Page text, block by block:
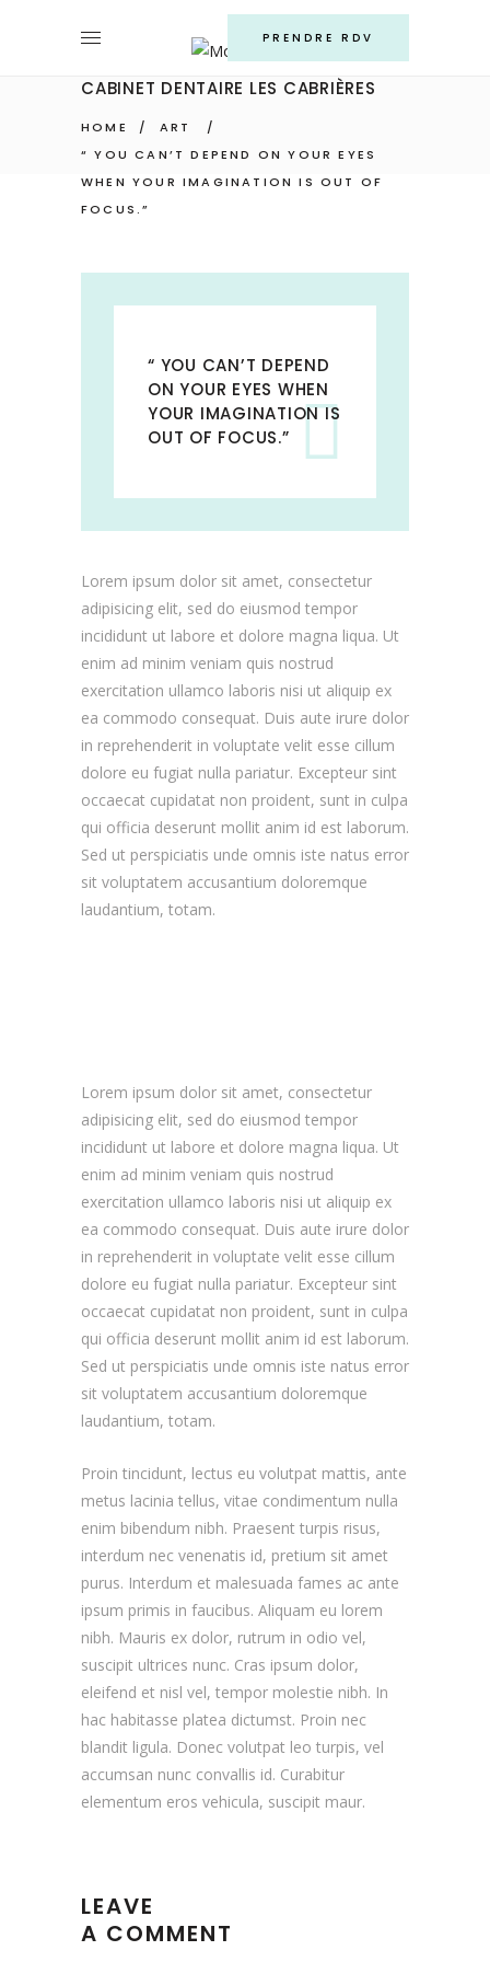
PRENDRE RDV
CABINET DENTAIRE LES CABRIÈRES
HOME / ART
/
“ YOU CAN’T DEPEND ON YOUR EYES
WHEN YOUR IMAGINATION IS OUT OF
FOCUS.”
“ YOU CAN’T DEPEND
ON YOUR EYES WHEN
YOUR IMAGINATION IS
OUT OF FOCUS.”
Lorem ipsum dolor sit amet, consectetur
adipisicing elit, sed do eiusmod tempor
incididunt ut labore et dolore magna liqua. Ut
enim ad minim veniam quis nostrud
exercitation ullamco laboris nisi ut aliquip ex
ea commodo consequat. Duis aute irure dolor
in reprehenderit in voluptate velit esse cillum
dolore eu fugiat nulla pariatur. Excepteur sint
occaecat cupidatat non proident, sunt in culpa
qui officia deserunt mollit anim id est laborum.
Sed ut perspiciatis unde omnis iste natus error
sit voluptatem accusantium doloremque
laudantium, totam.
Lorem ipsum dolor sit amet, consectetur
adipisicing elit, sed do eiusmod tempor
incididunt ut labore et dolore magna liqua. Ut
enim ad minim veniam quis nostrud
exercitation ullamco laboris nisi ut aliquip ex
ea commodo consequat. Duis aute irure dolor
in reprehenderit in voluptate velit esse cillum
dolore eu fugiat nulla pariatur. Excepteur sint
occaecat cupidatat non proident, sunt in culpa
qui officia deserunt mollit anim id est laborum.
Sed ut perspiciatis unde omnis iste natus error
sit voluptatem accusantium doloremque
laudantium, totam.
Proin tincidunt, lectus eu volutpat mattis, ante
metus lacinia tellus, vitae condimentum nulla
enim bibendum nibh. Praesent turpis risus,
interdum nec venenatis id, pretium sit amet
purus. Interdum et malesuada fames ac ante
ipsum primis in faucibus. Aliquam eu lorem
nibh. Mauris ex dolor, rutrum in odio vel,
suscipit ultrices nunc. Cras ipsum dolor,
eleifend et nisl vel, tempor molestie nibh. In
hac habitasse platea dictumst. Proin nec
blandit ligula. Donec volutpat leo turpis, vel
accumsan nunc convallis id. Curabitur
elementum eros vehicula, suscipit maur.
LEAVE
A COMMENT